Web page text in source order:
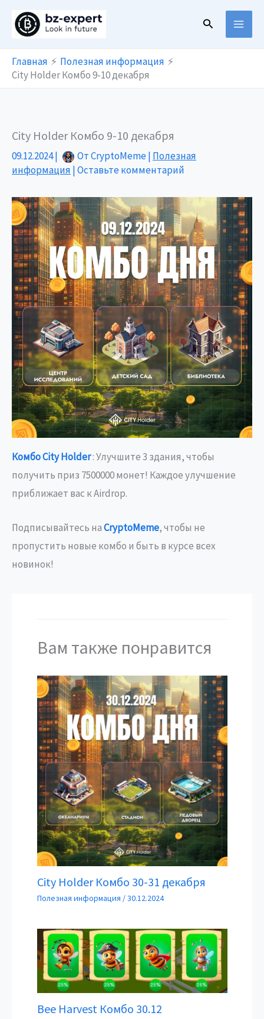
Поиск
Главная
Полезная информация
City Holder Комбо 9-10 декабря
City Holder Комбо 9-10 декабря
09.12.2024| ОтCryptoMeme| Полезная
информация |Оставьте комментарий
Комбо City Holder: Улучшите 3 здания, чтобы
получить приз 7500000 монет! Каждое улучшение
приближает вас к Airdrop.
Подписывайтесь наCryptoMeme, чтобы не
пропустить новые комбо и быть в курсе всех
новинок!
Вам также понравится
City Holder Комбо 30-31 декабря
Полезная информация /30.12.2024
Bee Harvest Комбо 30.12